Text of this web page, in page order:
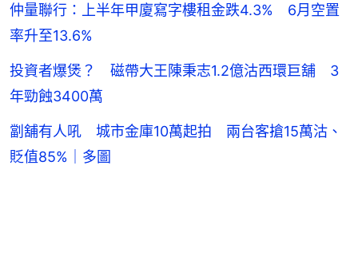
仲量聯行：上半年甲廈寫字樓租金跌4.3% 6月空置
率升至13.6%
投資者爆煲？ 磁帶大王陳秉志1.2億沽西環巨舖 3
年勁蝕3400萬
劏舖有人吼 城市金庫10萬起拍 兩台客搶15萬沽、
貶值85%｜多圖